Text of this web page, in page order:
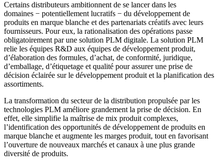
Certains distributeurs ambitionnent de se lancer dans les
domaines − potentiellement lucratifs − du développement de
produits en marque blanche et des partenariats créatifs avec leurs
fournisseurs. Pour eux, la rationalisation des opérations passe
obligatoirement par une solution PLM digitale. La solution PLM
relie les équipes R&D aux équipes de développement produit,
d’élaboration des formules, d’achat, de conformité, juridique,
d’emballage, d’étiquetage et qualité pour assurer une prise de
décision éclairée sur le développement produit et la planification des
assortiments.
La transformation du secteur de la distribution propulsée par les
technologies PLM améliore grandement la prise de décision. En
effet, elle simplifie la maîtrise de mix produit complexes,
l’identification des opportunités de développement de produits en
marque blanche et augmente les marges produit, tout en favorisant
l’ouverture de nouveaux marchés et canaux à une plus grande
diversité de produits.